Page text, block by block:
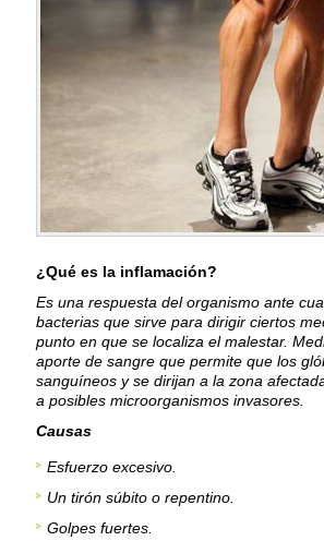
¿Qué es la inflamación?
Es una respuesta del organismo ante
bacterias que sirve para dirigir ciertos
punto en que se localiza el malestar.
aporte de sangre que permite que los
sanguíneos y se dirijan a la zona
a posibles microorganismos invasores.
Causas
Esfuerzo excesivo.
Un tirón súbito o repentino.
Golpes fuertes.